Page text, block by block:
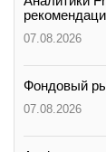
07.08.2026
Фондовый
07.08.2026